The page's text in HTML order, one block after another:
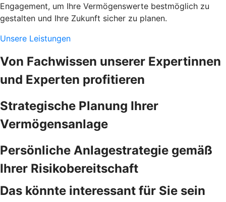
Engagement, um Ihre Vermögenswerte bestmöglich zu
gestalten und Ihre Zukunft sicher zu planen.
Unsere Leistungen
Von Fachwissen unserer Expertinnen
und Experten profitieren
Strategische Planung Ihrer
Vermögensanlage
Persönliche Anlagestrategie gemäß
Ihrer Risikobereitschaft
Das könnte interessant für Sie sein